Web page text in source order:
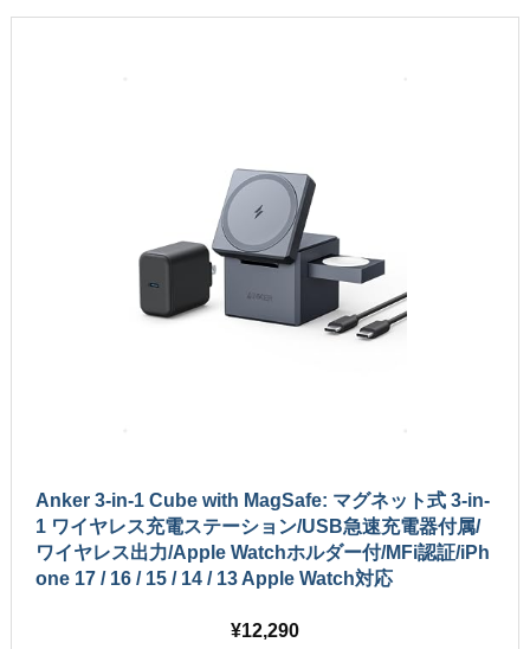
Anker 3-in-1 Cube with MagSafe: マグネット式 3-in-
1 ワイヤレス充電ステーション/USB急速充電器付属/
ワイヤレス出力/Apple Watchホルダー付/MFi認証/iPh
one 17 / 16 / 15 / 14 / 13 Apple Watch対応
12,290